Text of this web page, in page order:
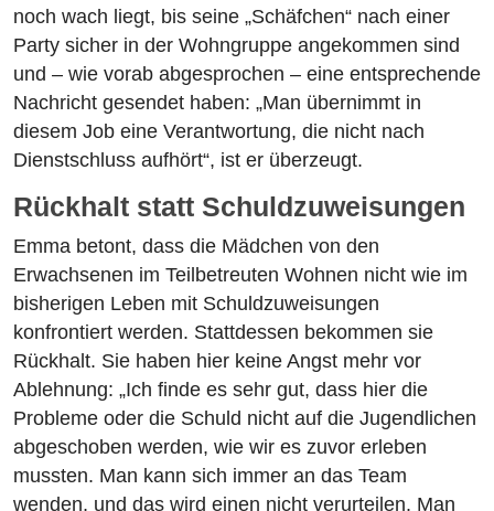
noch wach liegt, bis seine „Schäfchen“ nach einer
Party sicher in der Wohngruppe angekommen sind
und – wie vorab abgesprochen – eine entsprechende
Nachricht gesendet haben: „Man übernimmt in
diesem Job eine Verantwortung, die nicht nach
Dienstschluss aufhört“, ist er überzeugt.
Rückhalt statt Schuldzuweisungen
Emma betont, dass die Mädchen von den
Erwachsenen im Teilbetreuten Wohnen nicht wie im
bisherigen Leben mit Schuldzuweisungen
konfrontiert werden. Stattdessen bekommen sie
Rückhalt. Sie haben hier keine Angst mehr vor
Ablehnung: „Ich finde es sehr gut, dass hier die
Probleme oder die Schuld nicht auf die Jugendlichen
abgeschoben werden, wie wir es zuvor erleben
mussten. Man kann sich immer an das Team
wenden, und das wird einen nicht verurteilen. Man